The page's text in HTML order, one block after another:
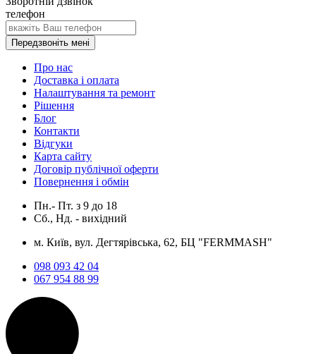
телефон
Передзвоніть мені
Про нас
Доставка і оплата
Налаштування та ремонт
Рішення
Блог
Контакти
Відгуки
Карта сайту
Договір публічної оферти
Повернення і обмін
Пн.- Пт. з 9 до 18
Сб., Нд. - вихідний
м. Київ, вул. Дегтярівська, 62, БЦ "FERMMASH"
098 093 42 04
067 954 88 99